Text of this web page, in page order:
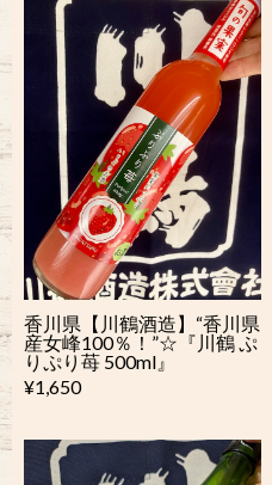
香川県【川鶴酒造】“香川県
産女峰100％！”☆『川鶴 ぷ
りぷり苺 500ml』
¥1,650